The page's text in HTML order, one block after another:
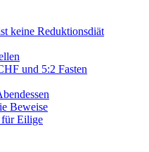
keine Reduktionsdiät
und 5:2 Fasten
Beweise
Eilige